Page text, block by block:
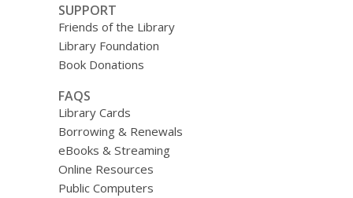
SUPPORT
Friends of the Library
Library Foundation
Book Donations
FAQS
Library Cards
Borrowing & Renewals
eBooks & Streaming
Online Resources
Public Computers